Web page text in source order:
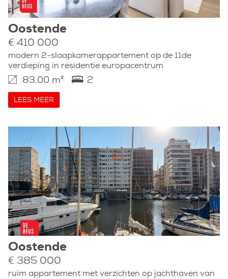
Oostende
€ 410 000
modern 2-slaapkamerappartement op de 11de
verdieping in residentie europacentrum
83.00 m² 2
LEES MEER
Oostende
€ 385 000
ruim appartement met verzichten op jachthaven van